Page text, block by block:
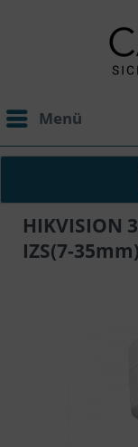
Menü
HIKVISION
IZS(7-